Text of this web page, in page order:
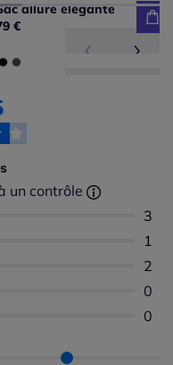
allure élégante
€
un contrôle
3
1
2
0
0
clients